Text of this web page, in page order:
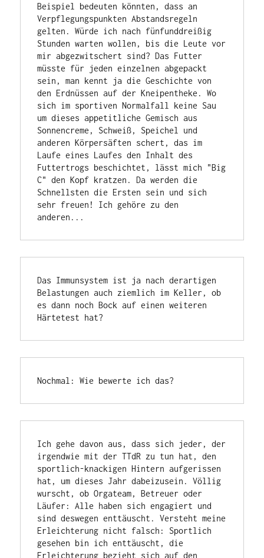
Beispiel bedeuten könnten, dass an
Verpflegungspunkten Abstandsregeln
gelten. Würde ich nach fünfunddreißig
Stunden warten wollen, bis die Leute vor
mir abgezwitschert sind? Das Futter
müsste für jeden einzelnen abgepackt
sein, man kennt ja die Geschichte von
den Erdnüssen auf der Kneipentheke. Wo
sich im sportiven Normalfall keine Sau
um dieses appetitliche Gemisch aus
Sonnencreme, Schweiß, Speichel und
anderen Körpersäften schert, das im
Laufe eines Laufes den Inhalt des
Futtertrogs beschichtet, lässt mich "Big
C" den Kopf kratzen. Da werden die
Schnellsten die Ersten sein und sich
sehr freuen! Ich gehöre zu den
anderen...
Das Immunsystem ist ja nach derartigen
Belastungen auch ziemlich im Keller, ob
es dann noch Bock auf einen weiteren
Härtetest hat?
Nochmal: Wie bewerte ich das?
Ich gehe davon aus, dass sich jeder, der
irgendwie mit der TTdR zu tun hat, den
sportlich-knackigen Hintern aufgerissen
hat, um dieses Jahr dabeizusein. Völlig
wurscht, ob Orgateam, Betreuer oder
Läufer: Alle haben sich engagiert und
sind deswegen enttäuscht. Versteht meine
Erleichterung nicht falsch: Sportlich
gesehen bin ich enttäuscht, die
Erleichterung bezieht sich auf den